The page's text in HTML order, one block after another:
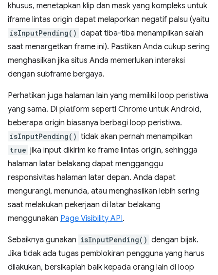
khusus, menetapkan klip dan mask yang kompleks untuk
iframe lintas origin dapat melaporkan negatif palsu (yaitu
isInputPending() dapat tiba-tiba menampilkan salah
saat menargetkan frame ini). Pastikan Anda cukup sering
menghasilkan jika situs Anda memerlukan interaksi
dengan subframe bergaya.
Perhatikan juga halaman lain yang memiliki loop peristiwa
yang sama. Di platform seperti Chrome untuk Android,
beberapa origin biasanya berbagi loop peristiwa.
isInputPending() tidak akan pernah menampilkan
true jika input dikirim ke frame lintas origin, sehingga
halaman latar belakang dapat mengganggu
responsivitas halaman latar depan. Anda dapat
mengurangi, menunda, atau menghasilkan lebih sering
saat melakukan pekerjaan di latar belakang
menggunakan Page Visibility API.
Sebaiknya gunakan isInputPending() dengan bijak.
Jika tidak ada tugas pemblokiran pengguna yang harus
dilakukan, bersikaplah baik kepada orang lain di loop